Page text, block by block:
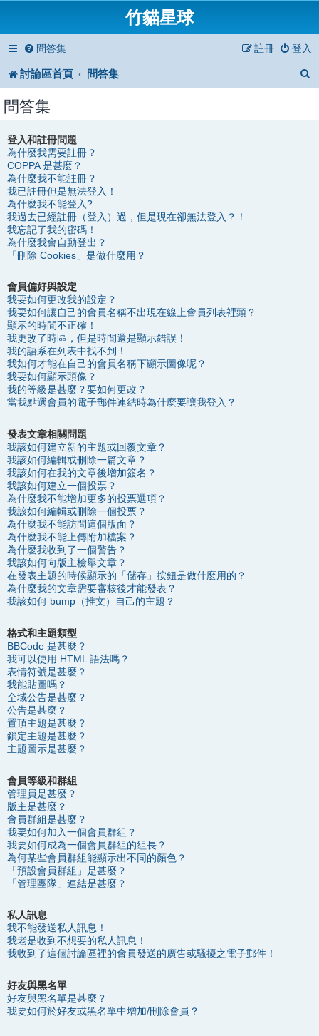
竹貓星球
問答集 登入
註冊
討論區首頁 問答集
問答集
登入和註冊問題
為什麼我需要註冊？
COPPA 是甚麼？
為什麼我不能註冊？
我已註冊但是無法登入！
為什麼我不能登入?
我過去已經註冊（登入）過，但是現在卻無法登入？！
我忘記了我的密碼！
為什麼我會自動登出？
「刪除 Cookies」是做什麼用？
會員偏好與設定
我要如何更改我的設定？
我要如何讓自己的會員名稱不出現在線上會員列表裡頭？
顯示的時間不正確！
我更改了時區，但是時間還是顯示錯誤！
我的語系在列表中找不到！
我如何才能在自己的會員名稱下顯示圖像呢？
我要如何顯示頭像？
我的等級是甚麼？要如何更改？
當我點選會員的電子郵件連結時為什麼要讓我登入？
發表文章相關問題
我該如何建立新的主題或回覆文章？
我該如何編輯或刪除一篇文章？
我該如何在我的文章後增加簽名？
我該如何建立一個投票？
為什麼我不能增加更多的投票選項？
我該如何編輯或刪除一個投票？
為什麼我不能訪問這個版面？
為什麼我不能上傳附加檔案？
為什麼我收到了一個警告？
我該如何向版主檢舉文章？
在發表主題的時候顯示的「儲存」按鈕是做什麼用的？
為什麼我的文章需要審核後才能發表？
我該如何 bump（推文）自己的主題？
格式和主題類型
BBCode 是甚麼？
我可以使用 HTML 語法嗎？
表情符號是甚麼？
我能貼圖嗎？
全域公告是甚麼？
公告是甚麼？
置頂主題是甚麼？
鎖定主題是甚麼？
主題圖示是甚麼？
會員等級和群組
管理員是甚麼？
版主是甚麼？
會員群組是甚麼？
我要如何加入一個會員群組？
我要如何成為一個會員群組的組長？
為何某些會員群組能顯示出不同的顏色？
「預設會員群組」是甚麼？
「管理團隊」連結是甚麼？
私人訊息
我不能發送私人訊息！
我老是收到不想要的私人訊息！
我收到了這個討論區裡的會員發送的廣告或騷擾之電子郵件！
好友與黑名單
好友與黑名單是甚麼？
我要如何於好友或黑名單中增加/刪除會員？